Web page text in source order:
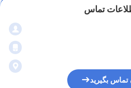
تماس
تماس بگیرید